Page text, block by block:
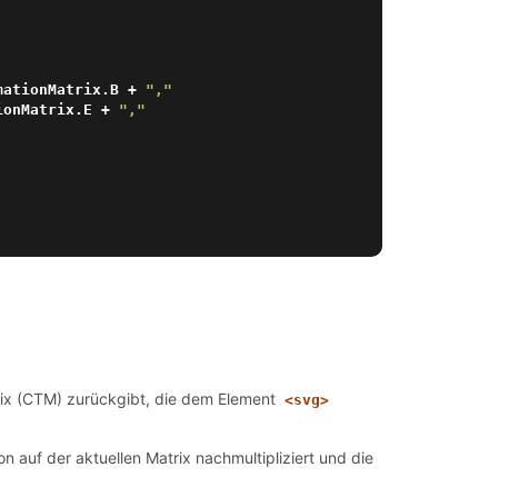
+ ","
+ ","
(CTM) zurückgibt, die dem Element <svg>
auf der aktuellen Matrix nachmultipliziert und die